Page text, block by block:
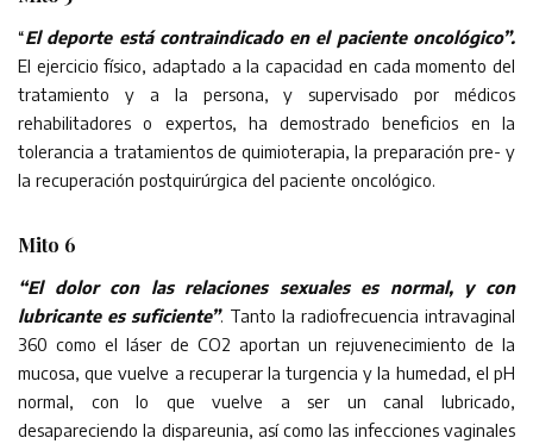
“El deporte está contraindicado en el paciente oncológico”.
El ejercicio físico, adaptado a la capacidad en cada momento del
tratamiento y a la persona, y supervisado por médicos
rehabilitadores o expertos, ha demostrado beneficios en la
tolerancia a tratamientos de quimioterapia, la preparación pre- y
la recuperación postquirúrgica del paciente oncológico.
Mito 6
“El dolor con las relaciones sexuales es normal, y con
lubricante es suficiente”. Tanto la radiofrecuencia intravaginal
360 como el láser de CO2 aportan un rejuvenecimiento de la
mucosa, que vuelve a recuperar la turgencia y la humedad, el pH
normal, con lo que vuelve a ser un canal lubricado,
desapareciendo la dispareunia, así como las infecciones vaginales